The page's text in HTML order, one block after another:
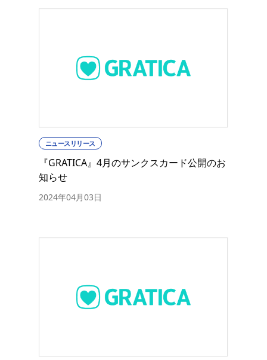
ニュースリリース
『GRATICA』4月のサンクスカード公開のお
知らせ
2024年04月03日